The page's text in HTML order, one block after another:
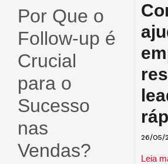
Por Que o
Follow-up é
Crucial
para o
Sucesso
nas
Vendas?
26/05/
Leia